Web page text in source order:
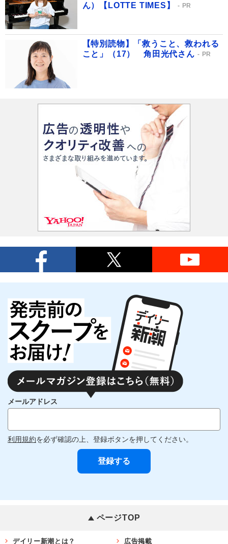
ん）【LOTTE TIMES】
PR
【特別読物】「救うこと、救われる
こと」（17） 角田光代さん
PR
メールアドレス
利用規約を必ず確認の上、登録ボタンを押してください。
ページTOP
デイリー新潮とは？ 広告掲載